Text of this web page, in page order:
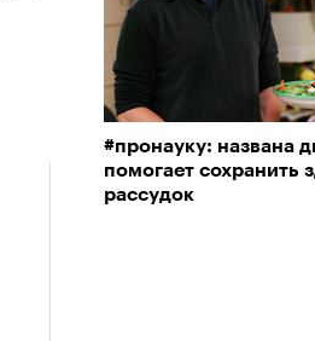
#пронауку: названа
помогает сохранить
рассудок